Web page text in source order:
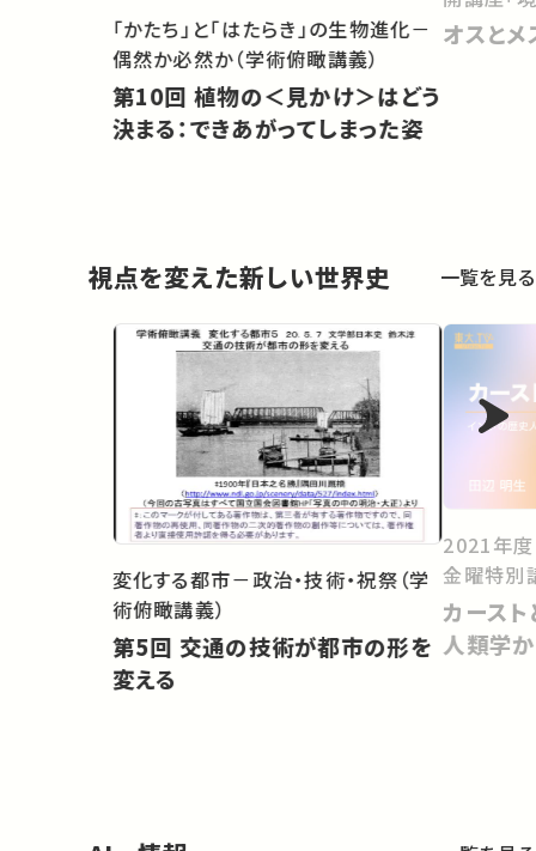
「かたち」と「はたらき」の生物進化－
偶然か必然か（学術俯瞰講義）
第10回 植物の＜見かけ＞はどう
決まる：できあがってしまった姿
オスと
視点を変えた新しい世界史 一覧を見る
変化する都市－政治・技術・祝祭（学
術俯瞰講義）
第5回 交通の技術が都市の形を
変える
2021年度
金曜特別
カースト
人類学